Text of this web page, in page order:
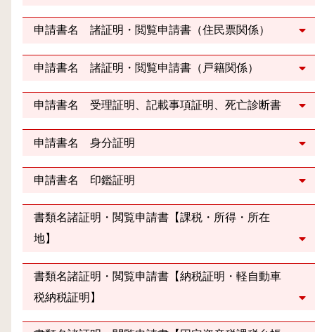
申請書名 諸証明・閲覧申請書（住民票関係）
申請書名 諸証明・閲覧申請書（戸籍関係）
申請書名 受理証明、記載事項証明、死亡診断書
申請書名 身分証明
申請書名 印鑑証明
書類名諸証明・閲覧申請書【課税・所得・所在
地】
書類名諸証明・閲覧申請書【納税証明・軽自動車
税納税証明】